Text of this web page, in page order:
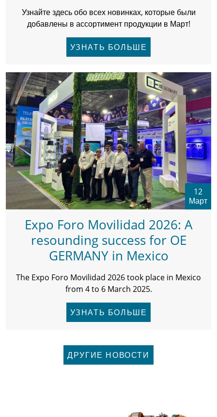
Узнайте здесь обо всех новинках, которые были
добавлены в ассортимент продукции в Март!
УЗНАТЬ БОЛЬШЕ
12
Март
Expo Foro Movilidad 2026: A
resounding success for OE
GERMANY in Mexico
The Expo Foro Movilidad 2026 took place in Mexico
from 4 to 6 March 2025.
УЗНАТЬ БОЛЬШЕ
ДРУГИЕ НОВОСТИ